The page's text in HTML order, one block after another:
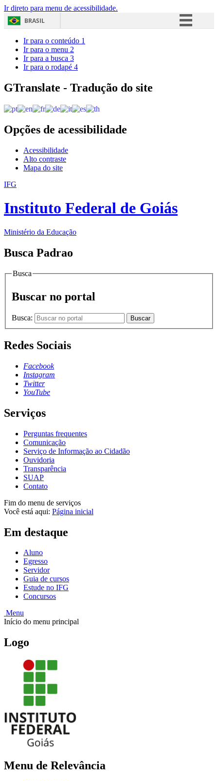
Ir direto para menu de acessibilidade.
BRASIL
Acesso à informação
Ir para o conteúdo 1
Ir para o menu 2
Ir para a busca 3
Ir para o rodapé 4
GTranslate - Tradução do site
Opções de acessibilidade
Acessibilidade
Alto contraste
Mapa do site
IFG
Instituto Federal de Goiás
Ministério da Educação
Busca Padrao
Busca
Buscar no portal
Busca: Buscar
Redes Sociais
Facebook
Instagram
Twitter
YouTube
Serviços
Perguntas frequentes
Comunicação
Serviço de Informação ao Cidadão
Ouvidoria
Transparência
SUAP
Contato
Fim do menu de serviços
Você está aqui: Página inicial
Em destaque
Aluno
Egresso
Servidor
Guia de cursos
Estude no IFG
Concursos
Menu
Início do menu principal
Logo
Menu de Relevância